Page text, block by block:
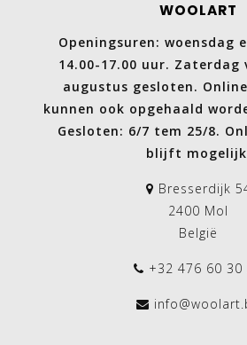
WOOLART
Openingsuren: woensdag
14.00-17.00 uur.
augustus gesloten.
kunnen ook opgehaald
Gesloten: 6/7 tem 25/8.
blijft
Bresserdijk
2400 Mol
België
+32 476 60 30